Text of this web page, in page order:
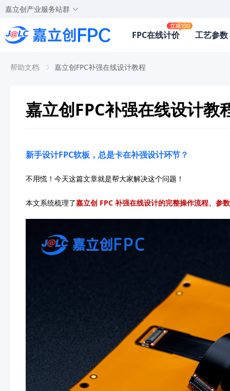
嘉立创产业服务站群
FPC在线计价 工艺参数
帮助文档 嘉立创FPC补强在线设计教程
嘉立创FPC补强在线设计教
新手设计FPC软板，总是卡在补强设计环节？
不用慌！今天这篇文章就是帮大家解决这个问题！
本文系统梳理了嘉立创 FPC 补强在线设计的完整操作流程、参